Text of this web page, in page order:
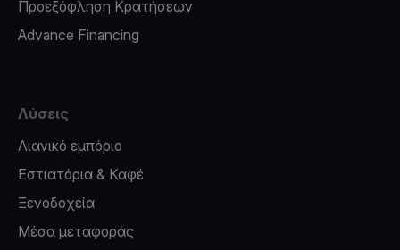
Προεξόφληση Κρατήσεων
Advance Financing
Λύσεις
Λιανικό εμπόριο
Εστιατόρια & Καφέ
Ξενοδοχεία
Μέσα μεταφοράς